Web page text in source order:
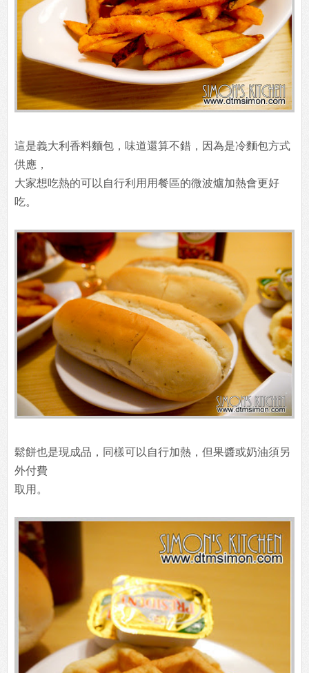
這是義大利香料麵包，味道還算不錯，因為是冷麵包方式
供應，
大家想吃熱的可以自行利用用餐區的微波爐加熱會更好
吃。
鬆餅也是現成品，同樣可以自行加熱，但果醬或奶油須另
外付費
取用。